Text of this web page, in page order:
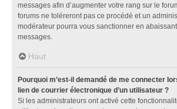
messages afin d’augmenter votre rang sur le
forums ne toléreront pas ce procédé et un
modérateur pourra vous sanctionner en
messages.
Haut
Pourquoi m’est-il demandé de me connecter
lien de courrier électronique d’un utilisateur ?
Si les administrateurs ont activé cette